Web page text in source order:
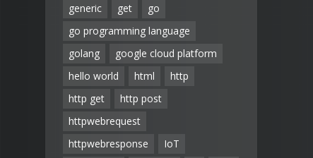
generic
get
go
go programming language
golang
google cloud platform
hello world
html
http
http get
http post
httpwebrequest
httpwebresponse
IoT